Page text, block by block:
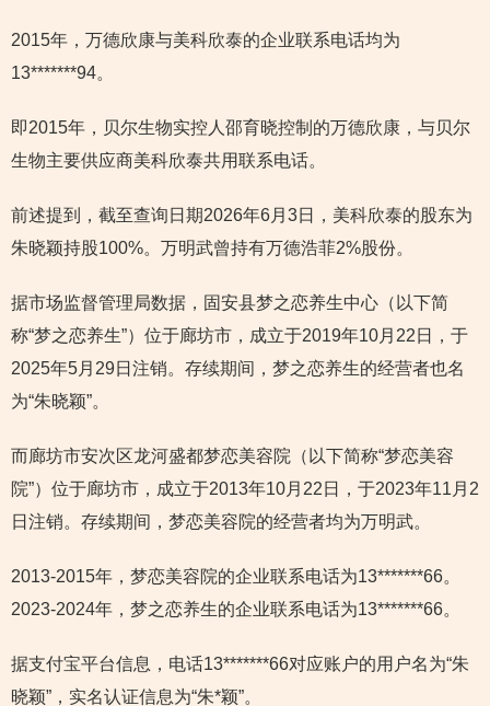
2015年，万德欣康与美科欣泰的企业联系电话均为
13*******94。
即2015年，贝尔生物实控人邵育晓控制的万德欣康，与贝尔
生物主要供应商美科欣泰共用联系电话。
前述提到，截至查询日期2026年6月3日，美科欣泰的股东为
朱晓颖持股100%。万明武曾持有万德浩菲2%股份。
据市场监督管理局数据，固安县梦之恋养生中心（以下简
称“梦之恋养生”）位于廊坊市，成立于2019年10月22日，于
2025年5月29日注销。存续期间，梦之恋养生的经营者也名
为“朱晓颖”。
而廊坊市安次区龙河盛都梦恋美容院（以下简称“梦恋美容
院”）位于廊坊市，成立于2013年10月22日，于2023年11月2
日注销。存续期间，梦恋美容院的经营者均为万明武。
2013-2015年，梦恋美容院的企业联系电话为13*******66。
2023-2024年，梦之恋养生的企业联系电话为13*******66。
据支付宝平台信息，电话13*******66对应账户的用户名为“朱
晓颖”，实名认证信息为“朱*颖”。